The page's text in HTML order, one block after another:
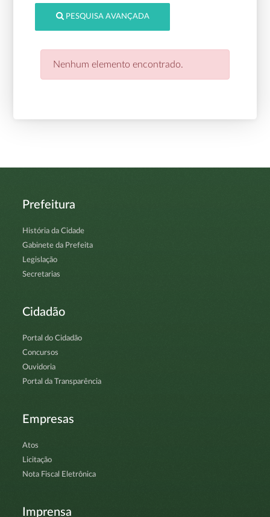
PESQUISA AVANÇADA
Nenhum elemento encontrado.
Prefeitura
História da Cidade
Gabinete da Prefeita
Legislação
Secretarias
Cidadão
Portal do Cidadão
Concursos
Ouvidoria
Portal da Transparência
Empresas
Atos
Licitação
Nota Fiscal Eletrônica
Imprensa